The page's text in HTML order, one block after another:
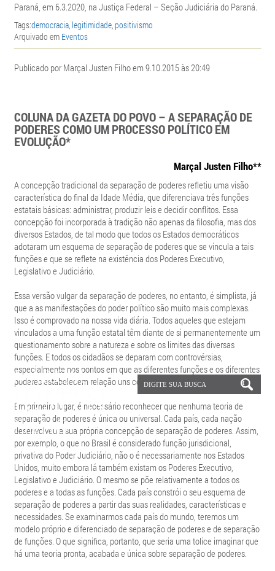
Paraná, em 6.3.2020, na Justiça Federal – Seção Judiciária do Paraná.
Tags:democracia, legitimidade, positivismo
Arquivado em Eventos
Publicado por Marçal Justen Filho em 9.10.2015 às 20:49
COLUNA DA GAZETA DO POVO – A SEPARAÇÃO DE
PODERES COMO UM PROCESSO POLÍTICO EM
EVOLUÇÃO*
Marçal Justen Filho**
A concepção tradicional da separação de poderes refletiu uma visão
característica do final da Idade Média, que diferenciava três funções
estatais básicas: administrar, produzir leis e decidir conflitos. Essa
concepção foi incorporada à tradição não apenas da filosofia, mas dos
diversos Estados, de tal modo que todos os Estados democráticos
adotaram um esquema de separação de poderes que se vincula a tais
funções e que se reflete na existência dos Poderes Executivo,
Legislativo e Judiciário.
Essa versão vulgar da separação de poderes, no entanto, é simplista, já
que a as manifestações do poder político são muito mais complexas.
Isso é comprovado na nossa vida diária. Todos aqueles que estejam
vinculados a uma função estatal têm diante de si permanentemente um
questionamento sobre a natureza e sobre os limites das diversas
funções. E todos os cidadãos se deparam com controvérsias,
especialmente nos pontos em que as diferentes funções e os diferentes
poderes estabelecem relação uns com os outros.
Em primeiro lugar, é necessário reconhecer que nenhuma teoria de
separação de poderes é única ou universal. Cada país, cada nação
desenvolveu a sua própria concepção de separação de poderes. Assim,
por exemplo, o que no Brasil é considerado função jurisdicional,
privativa do Poder Judiciário, não o é necessariamente nos Estados
Unidos, muito embora lá também existam os Poderes Executivo,
Legislativo e Judiciário. O mesmo se põe relativamente a todos os
poderes e a todas as funções. Cada país constrói o seu esquema de
separação de poderes a partir das suas realidades, características e
necessidades. Se examinarmos cada país do mundo, teremos um
modelo próprio e diferenciado de separação de poderes e de separação
de funções. O que significa, portanto, que seria uma tolice imaginar que
há uma teoria pronta, acabada e única sobre separação de poderes.